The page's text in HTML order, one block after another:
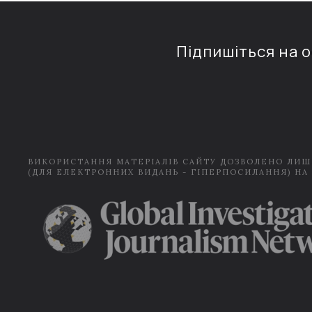
Підпишіться на
ВИКОРИСТАННЯ МАТЕРІАЛІВ САЙТУ ДОЗВОЛЕНО
(ДЛЯ ЕЛЕКТРОННИХ ВИДАНЬ - ГІПЕРПОСИЛАННЯ) НА